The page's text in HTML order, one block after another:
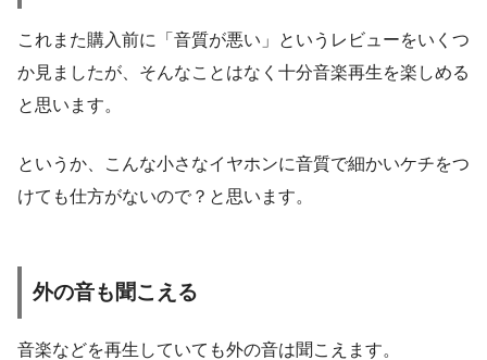
これまた購入前に「音質が悪い」というレビューをいくつ
か見ましたが、そんなことはなく十分音楽再生を楽しめる
と思います。
というか、こんな小さなイヤホンに音質で細かいケチをつ
けても仕方がないので？と思います。
外の音も聞こえる
音楽などを再生していても外の音は聞こえます。